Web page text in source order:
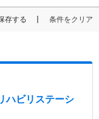
存する 条件をクリア
ハビリステーシ